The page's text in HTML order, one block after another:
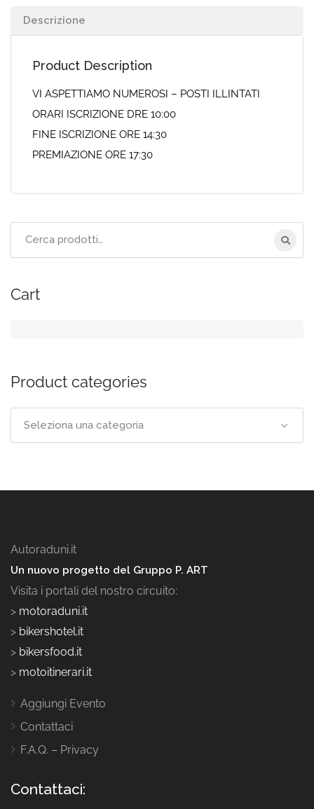
Descrizione
Product Description
VI ASPETTIAMO NUMEROSI – POSTI ILLINTATI
ORARI ISCRIZIONE DRE 10:00
FINE ISCRIZIONE ORE 14:30
PREMIAZIONE ORE 17:30
Cart
Product categories
Seleziona una categoria
Autoraduni.it
Un nuovo progetto del Gruppo P. ART
Visita i portali del nostro circuito:
> motoraduni.it
> bikershotel.it
> bikersfood.it
> motoitinerari.it
Aggiungi Evento
Contattaci
F.A.Q. – Privacy
Contattaci: